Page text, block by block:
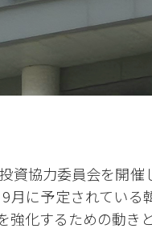
資協力委員会を開
に予定されている
化するための動き